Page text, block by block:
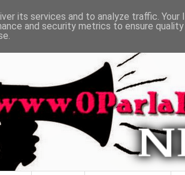
its services and to analyze traffic. Your
and security metrics to ensure